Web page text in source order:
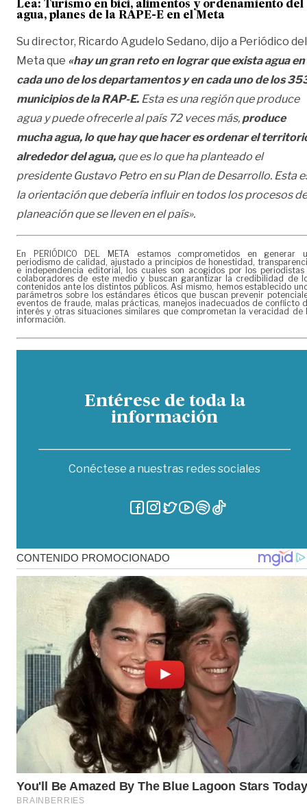
Lea: Turismo en bici, alimentos y ordenamiento del
agua, planes de la RAPE-E en el Meta
Su director, Ricardo Agudelo Sedano, dijo a Periódico del
Meta que «hay un gran reto en lograr que exista agua en
cada uno de los departamentos y en cada uno de los
municipios de la RAP-E. Esta es una región que produce
agua y puede ofrecerle al país 72 veces más, produce
mucha agua, lo que hay que hacer es ordenar el
alrededor del agua, que es lo que ha planteado el
presidente Gustavo Petro en su Plan de Desarrollo. Esta
la orientación que debería influir en todos los procesos de
planeación que se lleven en el país».
En PERIÓDICO DEL META estamos comprometidos en generar
periodismo de calidad, ajustado a principios de honestidad,
e independencia editorial, los cuales son acogidos por los periodistas
colaboradores de este medio y buscan garantizar la credibilidad de
contenidos ante los distintos públicos. Así mismo, hemos establecido
parámetros sobre los estándares éticos que buscan prevenir
eventos de fraude, malas prácticas, manejos inadecuados de conflicto
interés y otras situaciones similares que comprometan la veracidad de
información.
Entérese de toda la
información
Conéctese a nuestras redes sociales